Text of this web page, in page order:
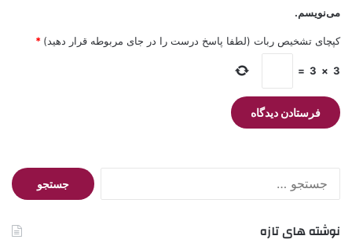
می‌نویسم.
کپچای تشخیص ربات (لطفا پاسخ درست را در جای مربوطه قرار دهید) *
3
×
3
=
جستجو
برای:
نوشته های تازه